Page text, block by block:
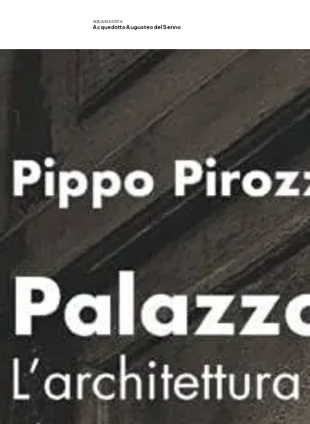
AQUAAUGUSTA
Acquedotto Augusteo del Serino